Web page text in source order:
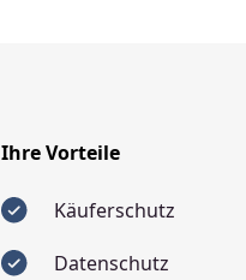
Ihre Vorteile
Käuferschutz
Datenschutz